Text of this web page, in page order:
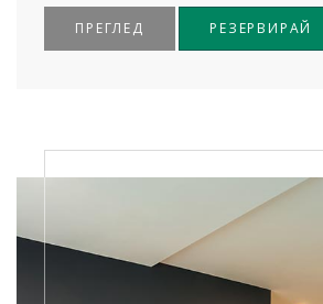
ПРЕГЛЕД РЕЗЕРВИРАЙ